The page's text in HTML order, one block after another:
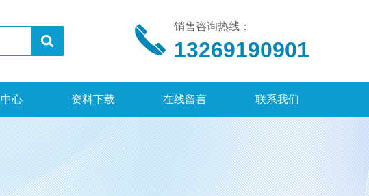
销售咨询热线：
13269190901
心 资料下载 在线留言 联系我们